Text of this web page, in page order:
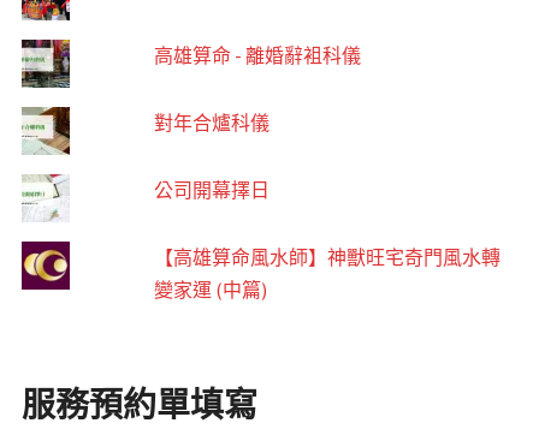
高雄算命 - 離婚辭袓科儀
對年合爐科儀
公司開幕擇日
【高雄算命風水師】神獸旺宅奇門風水轉
變家運 (中篇)
服務預約單填寫